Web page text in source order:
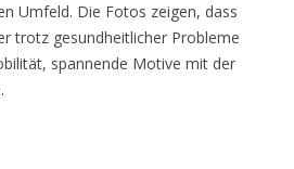
Umfeld. Die Fotos zeigen, dass
trotz gesundheitlicher Probleme
spannende Motive mit der